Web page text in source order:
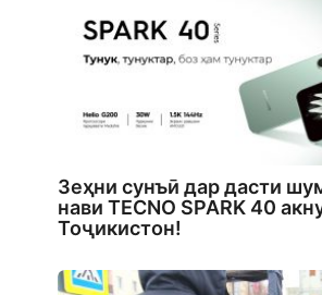
Зеҳни сунъӣ дар дасти
нави TECNO SPARK 40
Тоҷикистон!